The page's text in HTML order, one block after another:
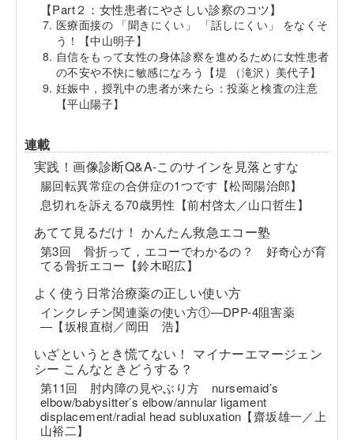
【Part２：女性患者にやさしい診察のコツ】
医療面接の 「聞きにくい」 「話しにくい」 をなくそ
う！【中山明子】
自信をもって女性の身体診察を進めるために女性患者
の不安や不快に敏感になろう【堤 （滝沢）美代子】
妊娠中，授乳中の患者が来たら：投薬と検査の注意
【平山陽子】
連載
実践！画像診断Q&A-このサインを見落とすな
腸回転異常症の合併症の1つです【松岡陽治郎】
息切れを訴える70歳男性【前村啓太／山口哲生】
あてて見るだけ！ かんたん救急エコー塾
第3回 骨折って，エコーでわかるの？ 好奇心が育
てる骨折エコー【鈴木昭広】
よく使う日常治療薬の正しい使い方
インクレチン関連薬の使い方①―DPP-4阻害薬
―【坂根直樹／岡田 浩】
いざというとき慌てない！ マイナーエマージェン
シー こんなときどうする？
第11回 肘内障の見やぶり方 nursemaid’s
elbow/babysitter’s elbow/annular ligament
displacement/radial head subluxation【齋坂雄一／上
山裕二】